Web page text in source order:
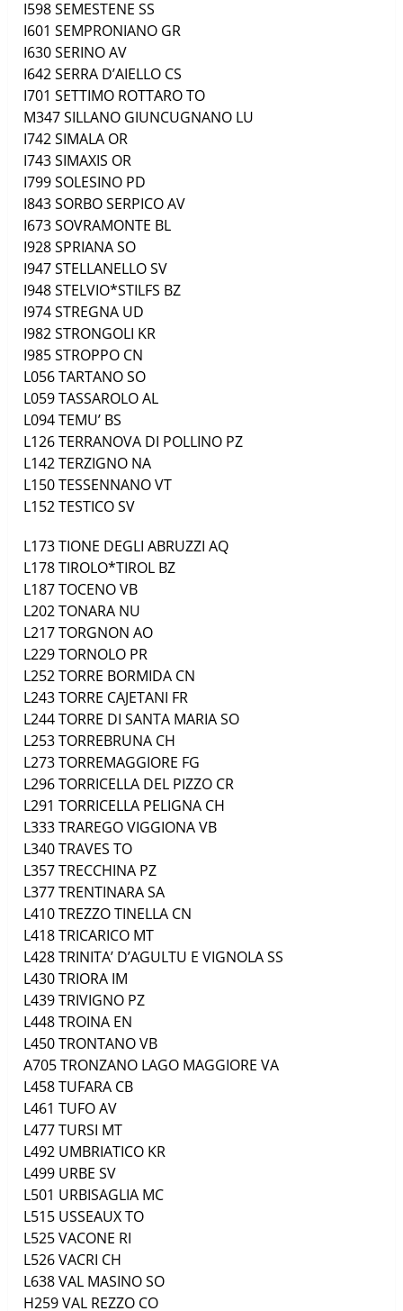
I598SEMESTENE SS
I601 SEMPRONIANO GR
I630SERINOAV
I642SERRA D’AIELLO CS
I701 SETTIMO ROTTAROTO
M347SILLANO GIUNCUGNANO LU
I742SIMALA OR
I743SIMAXIS OR
I799SOLESINO PD
I843SORBO SERPICOAV
I673SOVRAMONTE BL
I928SPRIANASO
I947STELLANELLOSV
I948STELVIO*STILFS BZ
I974STREGNA UD
I982STRONGOLI KR
I985STROPPO CN
L056TARTANOSO
L059TASSAROLOAL
L094TEMU’ BS
L126TERRANOVA DI POLLINO PZ
L142TERZIGNO NA
L150TESSENNANOVT
L152TESTICOSV
L173TIONE DEGLI ABRUZZI AQ
L178TIROLO*TIROL BZ
L187TOCENOVB
L202TONARA NU
L217TORGNON AO
L229TORNOLO PR
L252TORRE BORMIDA CN
L243TORRE CAJETANI FR
L244TORRE DI SANTA MARIASO
L253TORREBRUNA CH
L273TORREMAGGIORE FG
L296TORRICELLA DEL PIZZO CR
L291 TORRICELLA PELIGNA CH
L333TRAREGO VIGGIONAVB
L340TRAVES TO
L357TRECCHINA PZ
L377TRENTINARASA
L410TREZZO TINELLA CN
L418TRICARICO MT
L428TRINITA’ D’AGULTU E VIGNOLASS
L430TRIORA IM
L439TRIVIGNO PZ
L448TROINA EN
L450TRONTANOVB
A705TRONZANO LAGO MAGGIORE VA
L458TUFARA CB
L461 TUFOAV
L477TURSI MT
L492 UMBRIATICO KR
L499 URBE SV
L501 URBISAGLIA MC
L515 USSEAUXTO
L525VACONE RI
L526VACRI CH
L638VAL MASINOSO
H259VAL REZZO CO